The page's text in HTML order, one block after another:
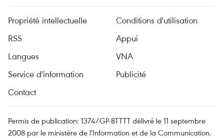
Propriété intellectuelle
Conditions d'utilisation
RSS
Appui
Langues
VNA
Service d'information
Publicité
Contact
Permis de publication: 1374/GP-BTTTT délivré le 11 septembre
2008 par le ministère de l'Information et de la Communication.